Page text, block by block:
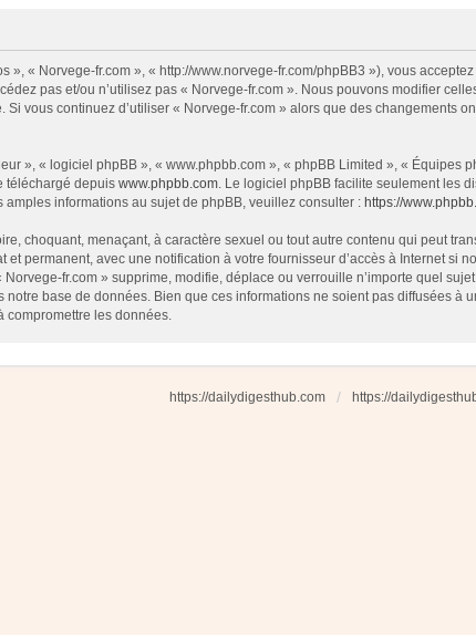
« Norvege-fr.com », « http://www.norvege-fr.com/phpBB3 »), vous
pas et/ou n’utilisez pas « Norvege-fr.com ». Nous pouvons modifier
vous continuez d’utiliser « Norvege-fr.com » alors que des changements
», « logiciel phpBB », « www.phpbb.com », « phpBB Limited », « Équipes
téléchargé depuis www.phpbb.com. Le logiciel phpBB facilite seulement les
informations au sujet de phpBB, veuillez consulter : https://
choquant, menaçant, à caractère sexuel ou tout autre contenu qui peut
permanent, avec une notification à votre fournisseur d’accès à Internet si
fr.com » supprime, modifie, déplace ou verrouille n’importe quel
base de données. Bien que ces informations ne soient pas diffusées à
compromettre les données.
https://dailydigesthub.com https://